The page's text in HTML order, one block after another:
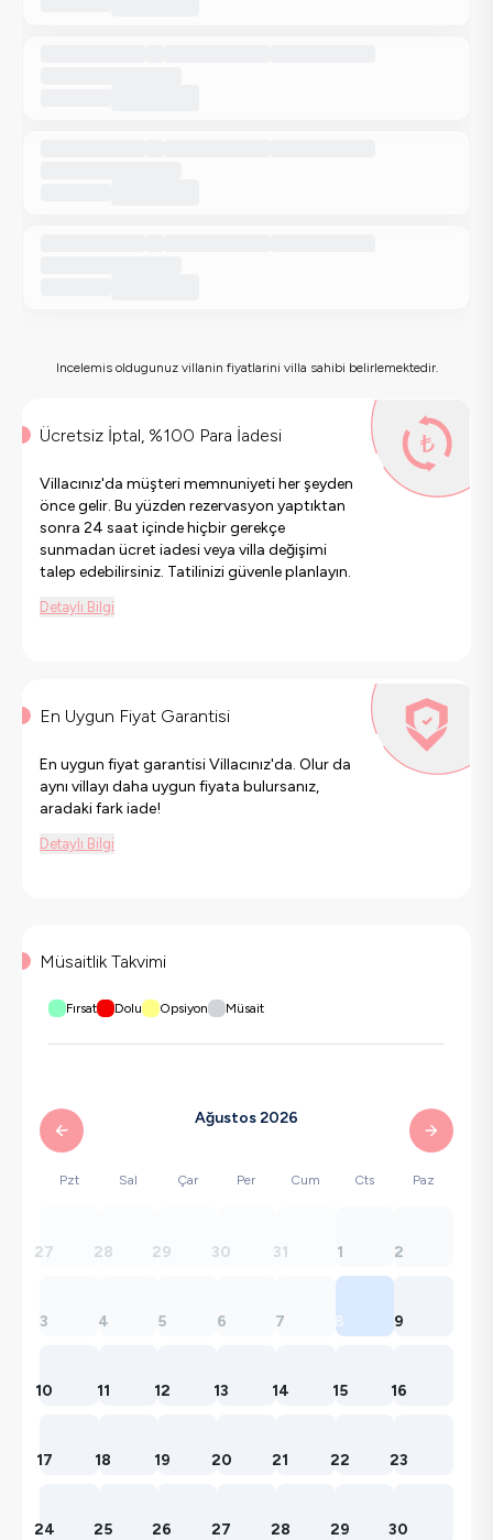
Incelemis oldugunuz villanin fiyatlarini villa sahibi belirlemektedir.
Ücretsiz İptal, %100 Para İadesi
Villacınız'da müşteri memnuniyeti her şeyden
önce gelir. Bu yüzden rezervasyon yaptıktan
sonra 24 saat içinde hiçbir gerekçe
sunmadan ücret iadesi veya villa değişimi
talep edebilirsiniz. Tatilinizi güvenle planlayın.
Detaylı Bilgi
En Uygun Fiyat Garantisi
En uygun fiyat garantisi Villacınız'da. Olur da
aynı villayı daha uygun fiyata bulursanız,
aradaki fark iade!
Detaylı Bilgi
Müsaitlik Takvimi
Fırsat Dolu Opsiyon Müsait
Ağustos 2026
Pzt Sal Çar Per Cum Cts Paz
27 28 29 30 31 1 2
3 4 5 6 7 8 9
10 11 12 13 14 15 16
17 18 19 20 21 22 23
24 25 26 27 28 29 30